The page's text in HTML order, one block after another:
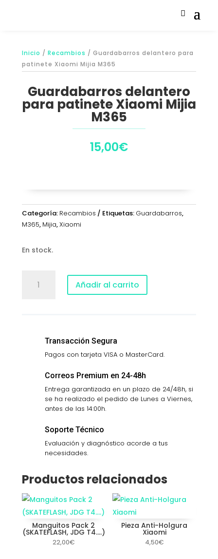
Inicio / Recambios / Guardabarros delantero para
patinete Xiaomi Mijia M365
Guardabarros delantero
para patinete Xiaomi Mijia
M365
15,00€
Categoría: Recambios Etiquetas: Guardabarros,
M365, Mijia,Xiaomi
En stock.
Guardabarros
delantero
cantidad
Añadir al carrito
Transacción Segura
Pagos con tarjeta VISA o MasterCard.
Correos Premium en 24-48h
Entrega garantizada en un plazo de 24/48h, si
se ha realizado el pedido de Lunes a Viernes,
antes de las 14:00h.
Soporte Técnico
Evaluación y diagnóstico acorde a tus
necesidades.
Productos relacionados
Manguitos Pack 2
(SKATEFLASH, JDG T4….)
22,00€
Pieza Anti-Holgura
Xiaomi
4,50€